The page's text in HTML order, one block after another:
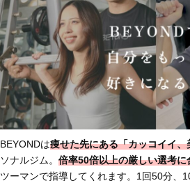
BEYONDは痩せた先にある「カッコイイ、
ソナルジム。 倍率50倍以上の厳しい選考
ツーマンで指導してくれます。1回50分、